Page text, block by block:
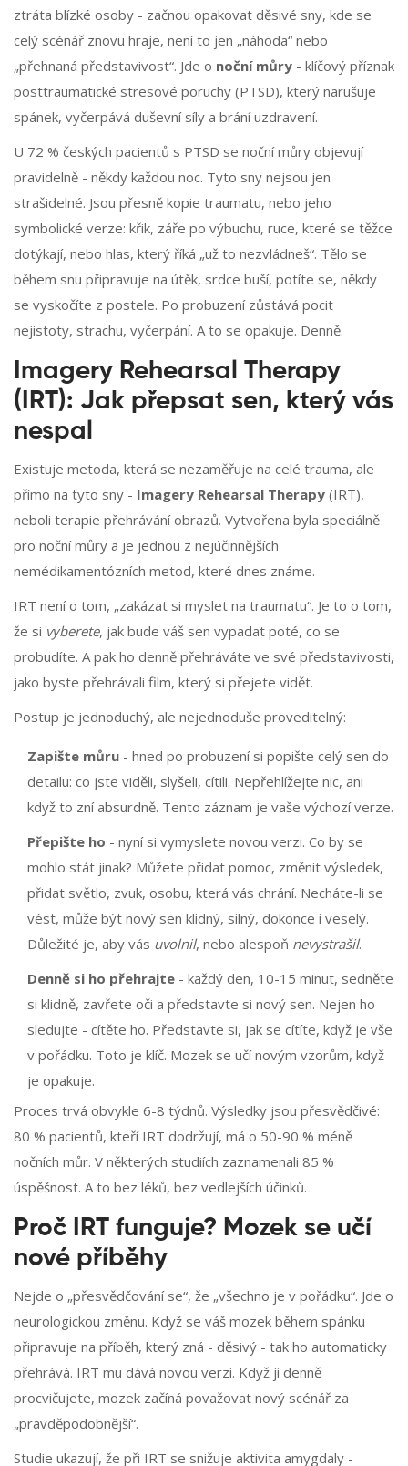
ztráta blízké osoby - začnou opakovat děsivé sny, kde se
celý scénář znovu hraje, není to jen „náhoda“ nebo
„přehnaná představivost“. Jde o noční můry - klíčový příznak
posttraumatické stresové poruchy (PTSD), který narušuje
spánek, vyčerpává duševní síly a brání uzdravení.
U 72 % českých pacientů s PTSD se noční můry objevují
pravidelně - někdy každou noc. Tyto sny nejsou jen
strašidelné. Jsou přesně kopie traumatu, nebo jeho
symbolické verze: křik, záře po výbuchu, ruce, které se těžce
dotýkají, nebo hlas, který říká „už to nezvládneš“. Tělo se
během snu připravuje na útěk, srdce buší, potíte se, někdy
se vyskočíte z postele. Po probuzení zůstává pocit
nejistoty, strachu, vyčerpání. A to se opakuje. Denně.
Imagery Rehearsal Therapy
(IRT): Jak přepsat sen, který vás
nespal
Existuje metoda, která se nezaměřuje na celé trauma, ale
přímo na tyto sny - Imagery Rehearsal Therapy (IRT),
neboli terapie přehrávání obrazů. Vytvořena byla speciálně
pro noční můry a je jednou z nejúčinnějších
nemédikamentózních metod, které dnes známe.
IRT není o tom, „zakázat si myslet na traumatu“. Je to o tom,
že si vyberete, jak bude váš sen vypadat poté, co se
probudíte. A pak ho denně přehráváte ve své představivosti,
jako byste přehrávali film, který si přejete vidět.
Postup je jednoduchý, ale nejednoduše proveditelný:
Zapište můru - hned po probuzení si popište celý sen do
detailu: co jste viděli, slyšeli, cítili. Nepřehlížejte nic, ani
když to zní absurdně. Tento záznam je vaše výchozí verze.
Přepište ho - nyní si vymyslete novou verzi. Co by se
mohlo stát jinak? Můžete přidat pomoc, změnit výsledek,
přidat světlo, zvuk, osobu, která vás chrání. Necháte-li se
vést, může být nový sen klidný, silný, dokonce i veselý.
Důležité je, aby vás uvolnil, nebo alespoň nevystrašil.
Denně si ho přehrajte - každý den, 10-15 minut, sedněte
si klidně, zavřete oči a představte si nový sen. Nejen ho
sledujte - cítěte ho. Představte si, jak se cítíte, když je vše
v pořádku. Toto je klíč. Mozek se učí novým vzorům, když
je opakuje.
Proces trvá obvykle 6-8 týdnů. Výsledky jsou přesvědčivé:
80 % pacientů, kteří IRT dodržují, má o 50-90 % méně
nočních můr. V některých studiích zaznamenali 85 %
úspěšnost. A to bez léků, bez vedlejších účinků.
Proč IRT funguje? Mozek se učí
nové příběhy
Nejde o „přesvědčování se“, že „všechno je v pořádku“. Jde o
neurologickou změnu. Když se váš mozek během spánku
připravuje na příběh, který zná - děsivý - tak ho automaticky
přehrává. IRT mu dává novou verzi. Když ji denně
procvičujete, mozek začíná považovat nový scénář za
„pravděpodobnější“.
Studie ukazují, že při IRT se snižuje aktivita amygdaly -